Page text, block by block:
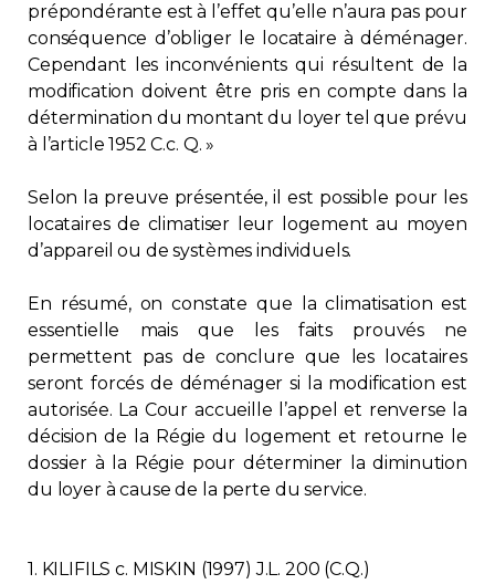
prépondérante est à l’effet qu’elle n’aura pas pour
conséquence d’obliger le locataire à déménager.
Cependant les inconvénients qui résultent de la
modification doivent être pris en compte dans la
détermination du montant du loyer tel que prévu
à l’article 1952 C.c. Q. »
Selon la preuve présentée, il est possible pour les
locataires de climatiser leur logement au moyen
d’appareil ou de systèmes individuels.
En résumé, on constate que la climatisation est
essentielle mais que les faits prouvés ne
permettent pas de conclure que les locataires
seront forcés de déménager si la modification est
autorisée. La Cour accueille l’appel et renverse la
décision de la Régie du logement et retourne le
dossier à la Régie pour déterminer la diminution
du loyer à cause de la perte du service.
1. KILIFILS c. MISKIN (1997) J.L. 200 (C.Q.)